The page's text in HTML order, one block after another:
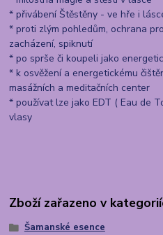
* přivábení Štěstěny - ve hře i
* proti zlým pohledům, ochrana
zacházení, spiknutí
* po sprše či koupeli jako
* k osvěžení a energetickému
masážních a meditačních center
* používat lze jako EDT ( Eau de
vlasy
Zboží zařazeno v
Šamanské esence